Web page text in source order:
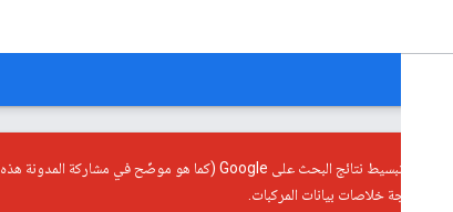
نعمل على تبسيط نتائج البحث على Google (كما هو موضّح في مشاركة المدونة هذه
إيقاف معالجة خلاصات بيانات المركبات.